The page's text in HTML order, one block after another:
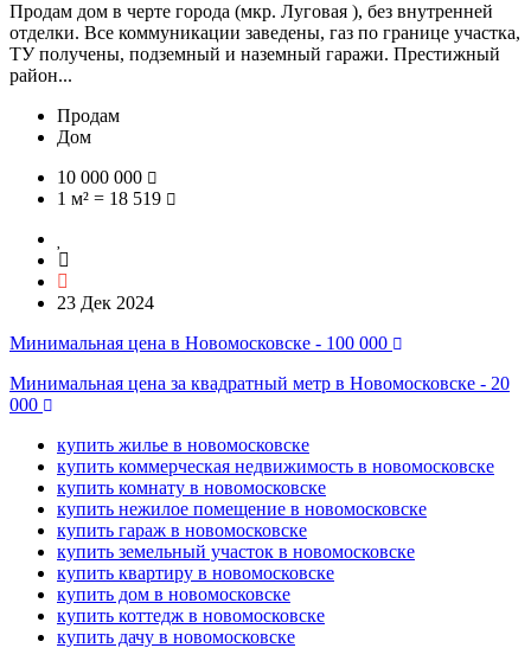
Продам дом в черте города (мкр. Луговая ), без внутренней
отделки. Все коммуникации заведены, газ по границе участка,
ТУ получены, подземный и наземный гаражи. Престижный
район...
Продам
Дом
10 000 000
1 м² = 18 519
23 Дек 2024
Минимальная цена в Новомосковске - 100 000
Минимальная цена за квадратный метр в Новомосковске - 20
000
купить жилье в новомосковске
купить коммерческая недвижимость в новомосковске
купить комнату в новомосковске
купить нежилое помещение в новомосковске
купить гараж в новомосковске
купить земельный участок в новомосковске
купить квартиру в новомосковске
купить дом в новомосковске
купить коттедж в новомосковске
купить дачу в новомосковске